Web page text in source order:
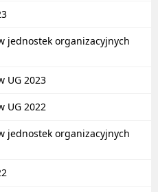
jednostek organizacyjnych
UG 2023
UG 2022
jednostek organizacyjnych